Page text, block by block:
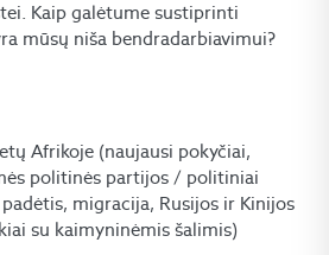
Kaip galėtume sustiprinti
mūsų niša bendradarbiavimui?
Afrikoje (naujausi pokyčiai,
politinės partijos / politiniai
migracija, Rusijos ir Kinijos
su kaimyninėmis šalimis)